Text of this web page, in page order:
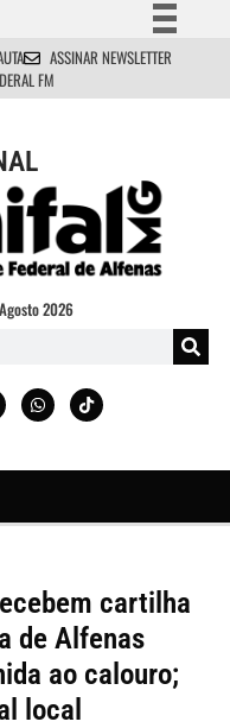
Simplifique!
Comunica BR
Acesso à informação
Legislação
Canais
ASSINAR NEWSLETTER
FM
2026
cartilha
de Alfenas
ao calouro;
local